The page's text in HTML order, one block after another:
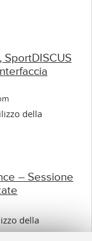
SportDISCUS
della
– Sessione
della
(parte 2)